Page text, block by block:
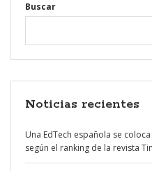
Buscar
Noticias recientes
Una EdTech española se
según el ranking de la revista